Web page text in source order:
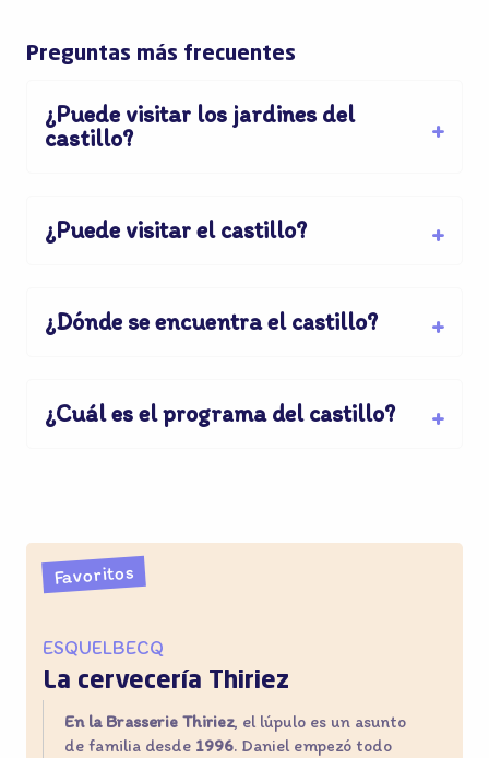
Preguntas más frecuentes
¿Puede visitar los jardines del
castillo?
¿Puede visitar el castillo?
¿Dónde se encuentra el castillo?
¿Cuál es el programa del castillo?
Favoritos
ESQUELBECQ
La cervecería Thiriez
En la Brasserie Thiriez, el lúpulo es un asunto
de familia desde 1996. Daniel empezó todo